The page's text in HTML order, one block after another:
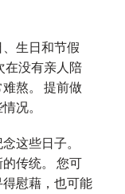
生日和节假
在没有亲人陪
熬。 提前做
况。
这些日子。
传统。 您可
慰藉，也可能